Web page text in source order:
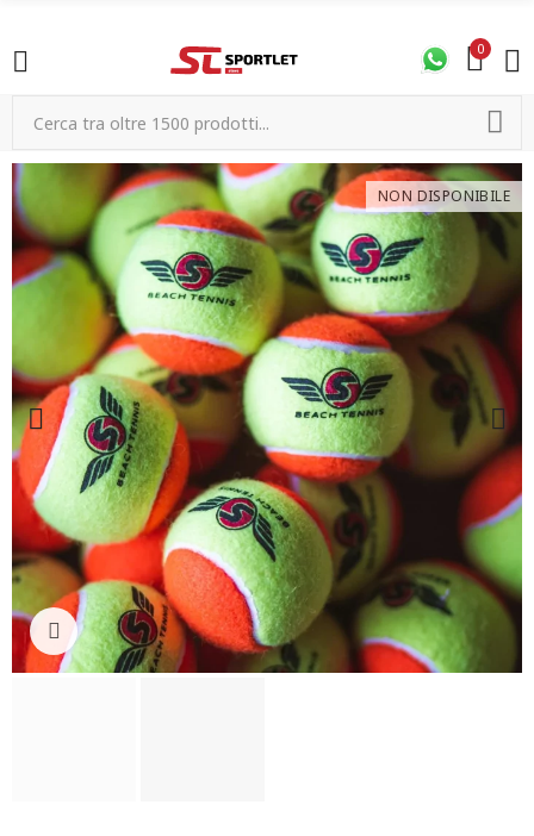
0
NON DISPONIBILE
Click to enlarge